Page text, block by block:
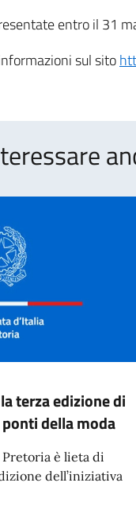
entro il 31
sul sito
terza edizione di
della moda
Pretoria è lieta di
dell’iniziativa